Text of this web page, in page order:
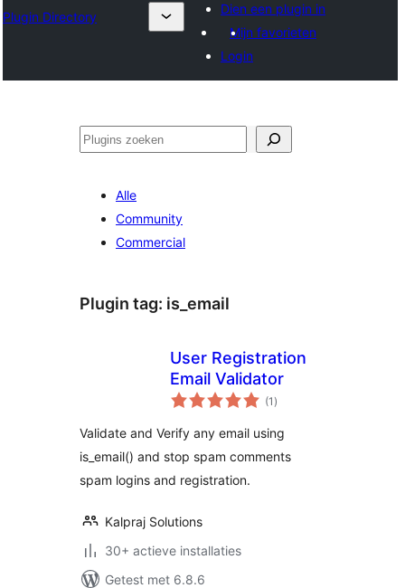
Plugin Directory
Dien een plugin in
Mijn favorieten
Login
Zoeken
Alle
Community
Commercial
Plugin tag: is_email
User Registration
Email Validator
(1 totaal
waarderingen
)
Validate and Verify any email using
is_email() and stop spam comments
spam logins and registration.
Kalpraj Solutions
30+ actieve installaties
Getest met 6.8.6